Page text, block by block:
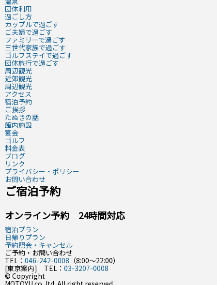
団体利用
過ごし方
カップルで過ごす
ご夫婦で過ごす
ファミリーで過ごす
三世代家族で過ごす
ゴルフステイで過ごす
団体旅行で過ごす
周辺観光
近郊観光
周辺観光
アクセス
宿泊予約
ご挨拶
たぬきの話
館内施設
宴会
ゴルフ
料金表
ブログ
リンク
プライバシー・ポリシー
お問い合わせ
ご宿泊予約
オンライン予約 24時間対応
宿泊プラン
日帰りプラン
予約照会・キャンセル
ご予約・お問い合わせ
TEL： 046-242-0008 （8:00〜22:00）
[東京案内] TEL： 03-3207-0008
© Copyright